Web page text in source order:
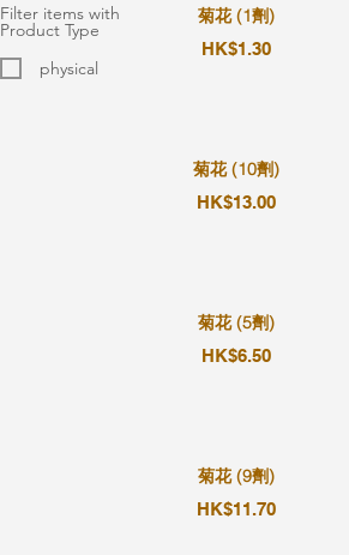
菊花 (1劑)
HK$1.30
菊花 (10劑)
HK$13.00
菊花 (5劑)
HK$6.50
菊花 (9劑)
HK$11.70
Filter items with
Product Type
physical